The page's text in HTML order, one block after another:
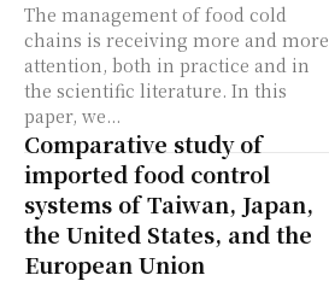
The management of food cold
chains is receiving more and more
attention, both in practice and in
the scientific literature. In this
paper, we...
Comparative study of
imported food control
systems of Taiwan, Japan,
the United States, and the
European Union